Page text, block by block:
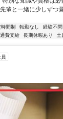
輩と一緒に少しずつ
時間制 転勤なし 経験不問
費支給 長期休暇あり 土